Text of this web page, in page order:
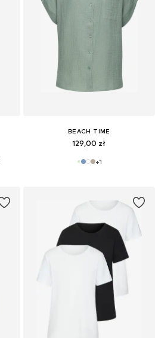
BEACH TIME
129,00 zł
+1